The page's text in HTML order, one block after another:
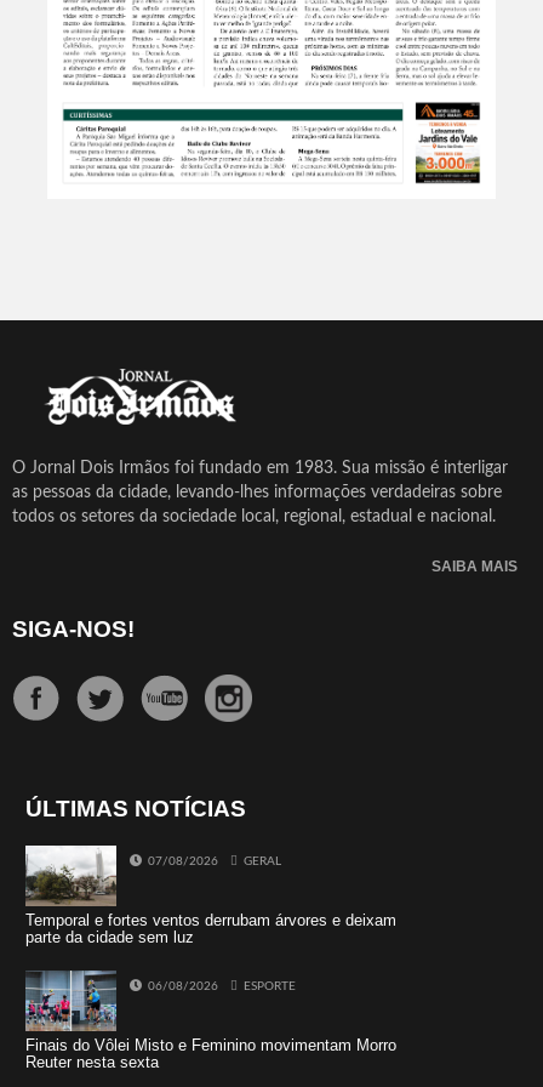
O Jornal Dois Irmãos foi fundado em 1983. Sua missão é interligar
as pessoas da cidade, levando-lhes informações verdadeiras sobre
todos os setores da sociedade local, regional, estadual e nacional.
SAIBA MAIS
SIGA-NOS!
ÚLTIMAS NOTÍCIAS
07/08/2026 GERAL
Temporal e fortes ventos derrubam árvores e deixam
parte da cidade sem luz
06/08/2026 ESPORTE
Finais do Vôlei Misto e Feminino movimentam Morro
Reuter nesta sexta